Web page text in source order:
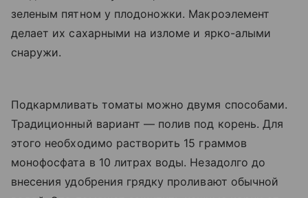
зеленым пятном у плодоножки. Макроэлемент
делает их сахарными на изломе и ярко-алыми
снаружи.
Подкармливать томаты можно двумя способами.
Традиционный вариант — полив под корень. Для
этого необходимо растворить 15 граммов
монофосфата в 10 литрах воды. Незадолго до
внесения удобрения грядку проливают обычной